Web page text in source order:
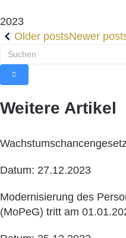
2023
Older postsNewer
Weitere Artikel
Datum: 27.12.2023
Modernisierung des
(MoPeG) tritt am